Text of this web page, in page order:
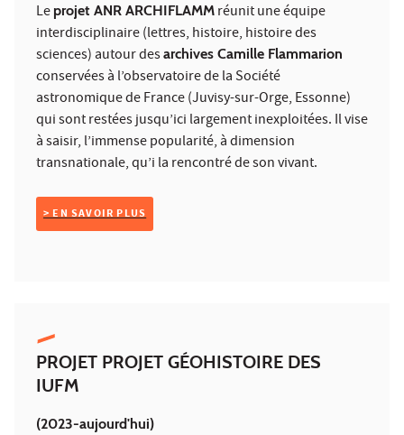
Le projet ANR ARCHIFLAMM réunit une équipe
interdisciplinaire (lettres, histoire, histoire des
sciences) autour desarchives Camille Flammarion
conservées à l’observatoire de la Société
astronomique de France (Juvisy-sur-Orge, Essonne)
qui sont restées jusqu’ici largement inexploitées. Il vise
à saisir, l’immense popularité, à dimension
transnationale, qu’i la rencontré de son vivant.
> EN SAVOIR PLUS
PROJET PROJET GÉOHISTOIRE DES
IUFM
(2023-aujourd'hui)